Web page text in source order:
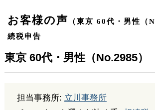
お客様の声
（東京 60代・男性（
続税申告
東京 60代・男性（No.2985）
担当事務所: 立川事務所